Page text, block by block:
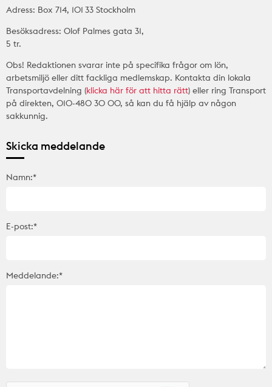
Adress: Box 714, 101 33 Stockholm
Besöksadress: Olof Palmes gata 31,
5 tr.
Obs! Redaktionen svarar inte på specifika frågor om lön,
arbetsmiljö eller ditt fackliga medlemskap. Kontakta din lokala
Transportavdelning (klicka här för att hitta rätt) eller ring Transport
på direkten, 010-480 30 00, så kan du få hjälp av någon
sakkunnig.
Skicka meddelande
Namn:*
E-post:*
Meddelande:*